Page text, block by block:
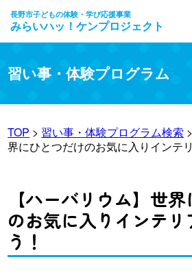
長野市子どもの体験・学び応援事業
みらいハッ！ケンプロジェクト
習い事・体験プログラム
TOP > 習い事・体験プログラム検索
界にひとつだけのお気に入りインテ
【ハーバリウム】世
のお気に入りインテリ
う！